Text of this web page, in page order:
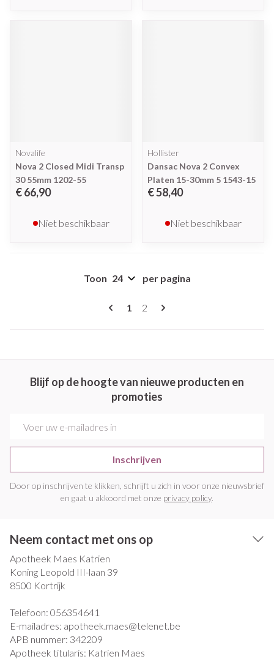
Novalife
Nova 2 Closed Midi Transp
30 55mm 1202-55
€ 66,90
Niet beschikbaar
Hollister
Dansac Nova 2 Convex
Platen 15-30mm 5 1543-15
€ 58,40
Niet beschikbaar
Pagina's
U lees momenteel pagina
1 Pagina
2
Toon per pagina
Blijf op de hoogte van nieuwe producten en
promoties
Inschrijven
Door op inschrijven te klikken, schrijft u zich in voor onze nieuwsbrief
en gaat u akkoord met onze privacy policy.
Neem contact met ons op
Apotheek Maes Katrien
Koning Leopold III-laan 39
8500 Kortrijk
Telefoon: 056354641
E-mailadres: apotheek.maes@telenet.be
APB nummer: 342209
Apotheek titularis: Katrien Maes